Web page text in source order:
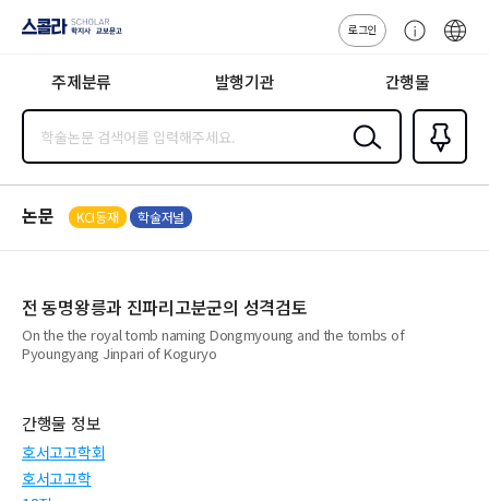
지사·교보문고
로그인
센
주제분류 발행기관 간행물
검색
즐겨찾
기0
논문 KCI등재 학술저널
전 동명왕릉과 진파리고분군의 성격검토
On the the royal tomb naming Dongmyoung and the tombs of
Pyoungyang Jinpari of Koguryo
간행물 정보
호서고고학회
호서고고학